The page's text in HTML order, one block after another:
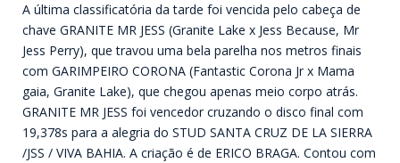
A última classificatória da tarde foi vencida pelo cabeça de
chave GRANITE MR JESS (Granite Lake x Jess Because, Mr
Jess Perry), que travou uma bela parelha nos metros finais
com GARIMPEIRO CORONA (Fantastic Corona Jr x Mama
gaia, Granite Lake), que chegou apenas meio corpo atrás.
GRANITE MR JESS foi vencedor cruzando o disco final com
19,378s para a alegria do STUD SANTA CRUZ DE LA SIERRA
/JSS / VIVA BAHIA. A criação é de ERICO BRAGA. Contou com